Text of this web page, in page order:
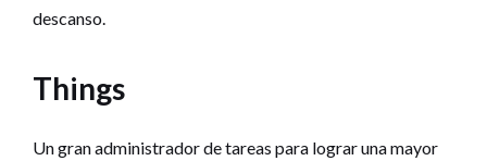
descanso.
Things
Un gran administrador de tareas para lograr una mayor